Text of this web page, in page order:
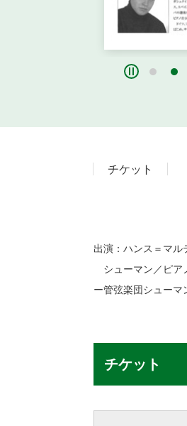
チケット
出演：ハンス＝マ
シューマン／ピア
ー管弦楽団シュー
チケット